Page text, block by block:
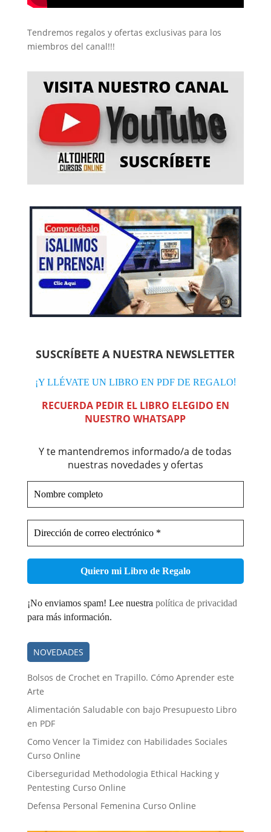
Tendremos regalos y ofertas exclusivas para los
miembros del canal!!!
SUSCRÍBETE A NUESTRA NEWSLETTER
¡Y LLÉVATE UN LIBRO EN PDF DE REGALO!
RECUERDA PEDIR EL LIBRO ELEGIDO EN
NUESTRO WHATSAPP
Y te mantendremos informado/a de todas
nuestras novedades y ofertas
completo
de
electrónico
¡No enviamos spam! Lee nuestra política de privacidad
para más información.
NOVEDADES
Bolsos de Crochet en Trapillo. Cómo Aprender este
Arte
Alimentación Saludable con bajo Presupuesto Libro
en PDF
Como Vencer la Timidez con Habilidades Sociales
Curso Online
Ciberseguridad Methodologia Ethical Hacking y
Pentesting Curso Online
Defensa Personal Femenina Curso Online